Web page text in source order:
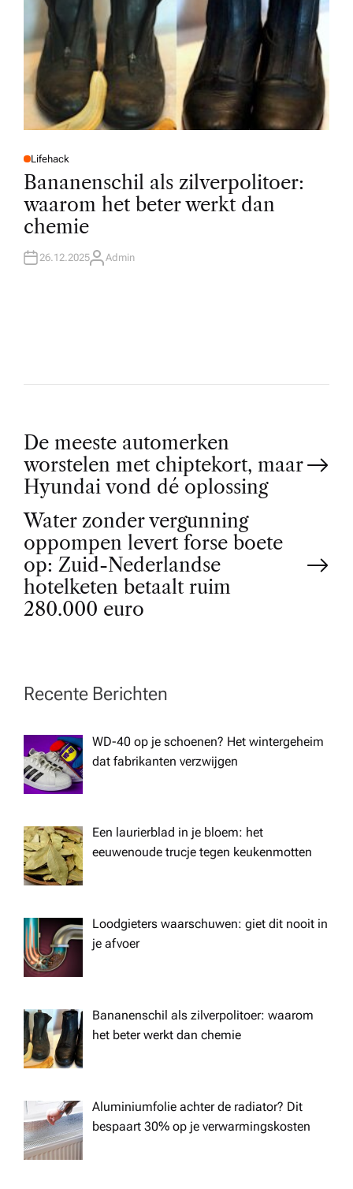
P
O
T
E
D
I
N
Lifehack
Bananenschil als zilverpolitoer:
waarom het beter werkt dan
chemie
26.12.2025A
Admin
P
o
s
t
n
v
i
g
a
t
o
n
De meeste automerken
worstelen met chiptekort, maar
Hyundai vond dé oplossing
Water zonder vergunning
oppompen levert forse boete
op: Zuid-Nederlandse
hotelketen betaalt ruim
280.000 euro
Recente Berichten
WD-40 op je schoenen? Het wintergeheim
dat fabrikanten verzwijgen
Een laurierblad in je bloem: het
eeuwenoude trucje tegen keukenmotten
Loodgieters waarschuwen: giet dit nooit in
je afvoer
Bananenschil als zilverpolitoer: waarom
het beter werkt dan chemie
Aluminiumfolie achter de radiator? Dit
bespaart 30% op je verwarmingskosten